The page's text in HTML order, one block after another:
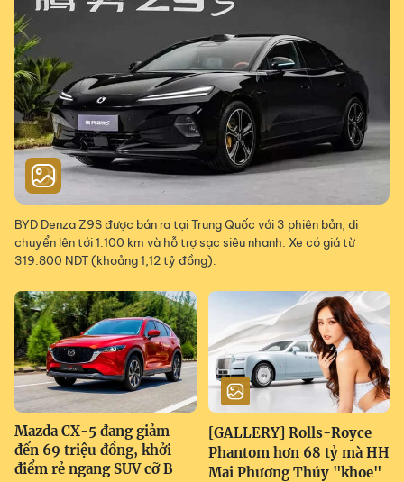
BYD Denza Z9S được bán ra tại Trung Quốc với 3 phiên bản, di
chuyển lên tới 1.100 km và hỗ trợ sạc siêu nhanh. Xe có giá từ
319.800 NDT (khoảng 1,12 tỷ đồng).
Mazda CX-5 đang giảm
đến 69 triệu đồng, khởi
điểm rẻ ngang SUV cỡ B
[GALLERY] Rolls-Royce
Phantom hơn 68 tỷ mà HH
Mai Phương Thúy "khoe"